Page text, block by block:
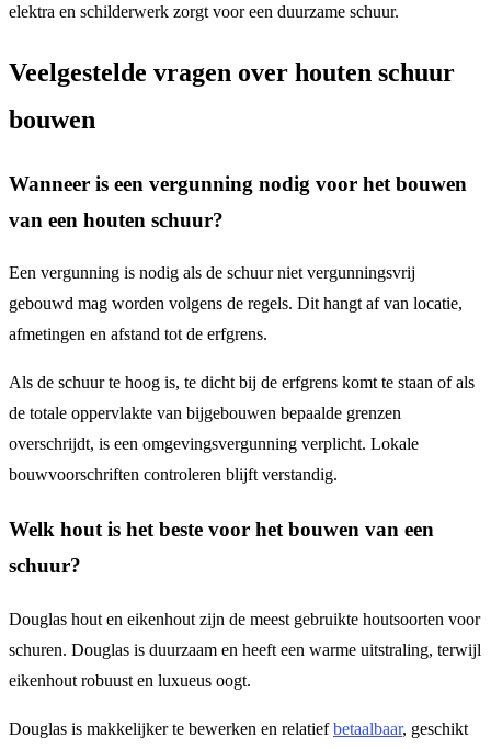
elektra en schilderwerk zorgt voor een duurzame schuur.
Veelgestelde vragen over houten schuur
bouwen
Wanneer is een vergunning nodig voor het bouwen
van een houten schuur?
Een vergunning is nodig als de schuur niet vergunningsvrij
gebouwd mag worden volgens de regels. Dit hangt af van locatie,
afmetingen en afstand tot de erfgrens.
Als de schuur te hoog is, te dicht bij de erfgrens komt te staan of als
de totale oppervlakte van bijgebouwen bepaalde grenzen
overschrijdt, is een omgevingsvergunning verplicht. Lokale
bouwvoorschriften controleren blijft verstandig.
Welk hout is het beste voor het bouwen van een
schuur?
Douglas hout en eikenhout zijn de meest gebruikte houtsoorten voor
schuren. Douglas is duurzaam en heeft een warme uitstraling, terwijl
eikenhout robuust en luxueus oogt.
Douglas is makkelijker te bewerken en relatiefbetaalbaar, geschikt